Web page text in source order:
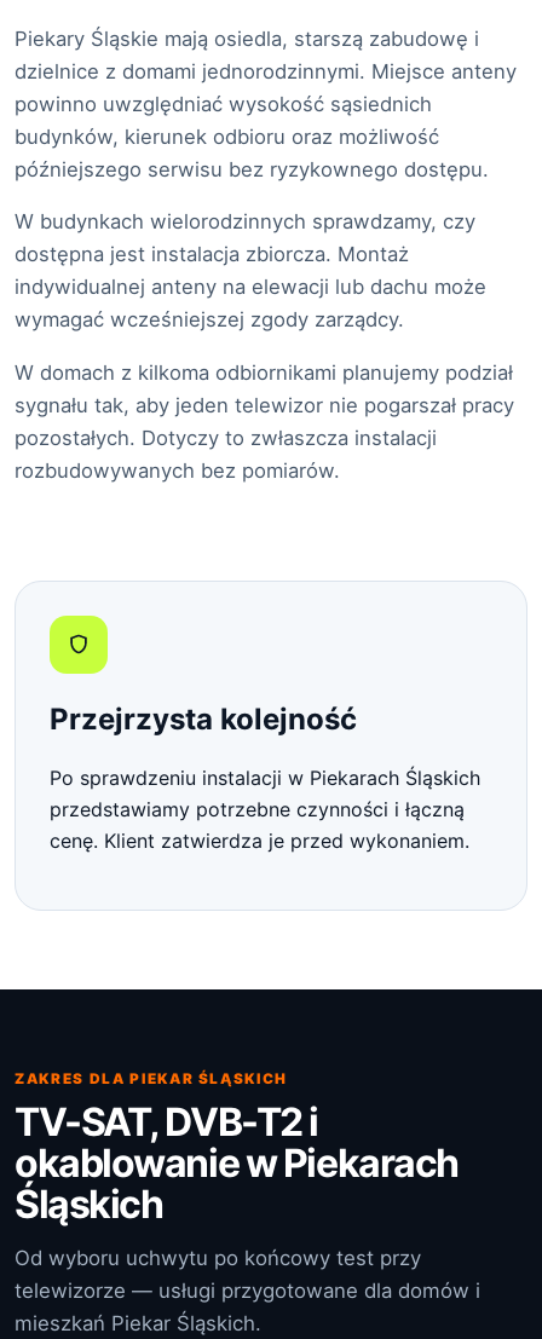
Piekary Śląskie mają osiedla, starszą zabudowę i
dzielnice z domami jednorodzinnymi. Miejsce anteny
powinno uwzględniać wysokość sąsiednich
budynków, kierunek odbioru oraz możliwość
późniejszego serwisu bez ryzykownego dostępu.
W budynkach wielorodzinnych sprawdzamy, czy
dostępna jest instalacja zbiorcza. Montaż
indywidualnej anteny na elewacji lub dachu może
wymagać wcześniejszej zgody zarządcy.
W domach z kilkoma odbiornikami planujemy podział
sygnału tak, aby jeden telewizor nie pogarszał pracy
pozostałych. Dotyczy to zwłaszcza instalacji
rozbudowywanych bez pomiarów.
Przejrzysta kolejność
Po sprawdzeniu instalacji w Piekarach Śląskich
przedstawiamy potrzebne czynności i łączną
cenę. Klient zatwierdza je przed wykonaniem.
ZAKRES DLA PIEKAR ŚLĄSKICH
TV-SAT, DVB-T2 i
okablowanie w Piekarach
Śląskich
Od wyboru uchwytu po końcowy test przy
telewizorze — usługi przygotowane dla domów i
mieszkań Piekar Śląskich.